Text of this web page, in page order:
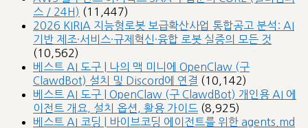
스 / 24H) (11,447)
2026 KIRIA 지능형로봇 보급확산사업 통합공고 분석: AI
기반 제조·서비스·규제혁신·융합 로봇 실증의 모든 것
(10,562)
베스트 AI 도구 | 나의 맥 미니에 OpenClaw (구
ClawdBot) 설치 및 Discord에 연결 (10,142)
베스트 AI 도구 | OpenClaw (구 ClawdBot) 개인용 AI 에
이전트 개요, 설치 옵션, 활용 가이드 (8,925)
베스트 AI 코딩 | 바이브코딩 에이전트를 위한 agents.md